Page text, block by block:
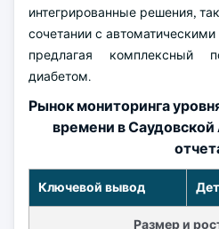
интегрированные решения,
сочетании с
предлагая комплексный
диабетом.
Рынок мониторинга
времени в
Ключевой вывод
Размер и